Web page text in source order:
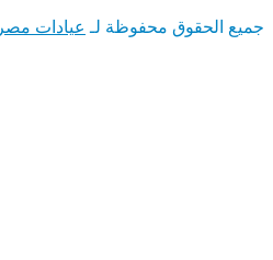
جميع الحقوق محفوظة لـ عيادات مصر